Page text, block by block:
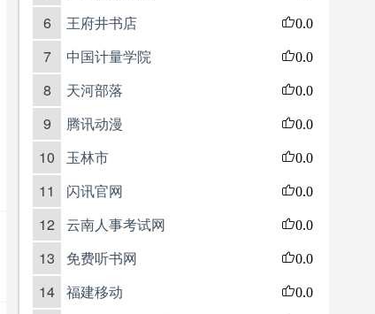
6 王府井书店 0.0
7 中国计量学院 0.0
8 天河部落 0.0
9 腾讯动漫 0.0
10 玉林市 0.0
11 闪讯官网 0.0
12 云南人事考试网 0.0
13 免费听书网 0.0
14 福建移动 0.0